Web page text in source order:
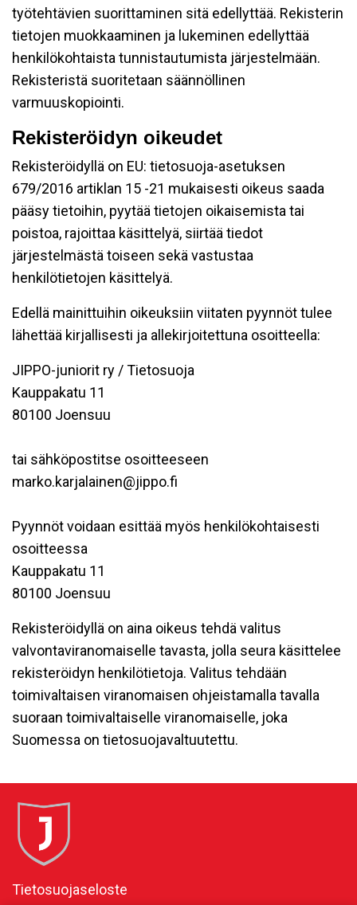
työtehtävien suorittaminen sitä edellyttää. Rekisterin
tietojen muokkaaminen ja lukeminen edellyttää
henkilökohtaista tunnistautumista järjestelmään.
Rekisteristä suoritetaan säännöllinen
varmuuskopiointi.
Rekisteröidyn oikeudet
Rekisteröidyllä on EU: tietosuoja-asetuksen
679/2016 artiklan 15 -21 mukaisesti oikeus saada
pääsy tietoihin, pyytää tietojen oikaisemista tai
poistoa, rajoittaa käsittelyä, siirtää tiedot
järjestelmästä toiseen sekä vastustaa
henkilötietojen käsittelyä.
Edellä mainittuihin oikeuksiin viitaten pyynnöt tulee
lähettää kirjallisesti ja allekirjoitettuna osoitteella:
JIPPO-juniorit ry / Tietosuoja
Kauppakatu 11
80100 Joensuu
tai sähköpostitse osoitteeseen
marko.karjalainen@jippo.fi
Pyynnöt voidaan esittää myös henkilökohtaisesti
osoitteessa
Kauppakatu 11
80100 Joensuu
Rekisteröidyllä on aina oikeus tehdä valitus
valvontaviranomaiselle tavasta, jolla seura käsittelee
rekisteröidyn henkilötietoja. Valitus tehdään
toimivaltaisen viranomaisen ohjeistamalla tavalla
suoraan toimivaltaiselle viranomaiselle, joka
Suomessa on tietosuojavaltuutettu.
Tietosuojaseloste